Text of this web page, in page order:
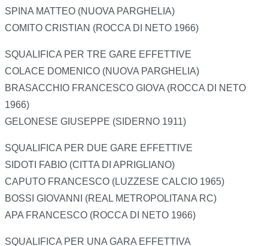
SPINA MATTEO (NUOVA PARGHELIA)
COMITO CRISTIAN (ROCCA DI NETO 1966)
SQUALIFICA PER TRE GARE EFFETTIVE
COLACE DOMENICO (NUOVA PARGHELIA)
BRASACCHIO FRANCESCO GIOVA (ROCCA DI NETO
1966)
GELONESE GIUSEPPE (SIDERNO 1911)
SQUALIFICA PER DUE GARE EFFETTIVE
SIDOTI FABIO (CITTA DI APRIGLIANO)
CAPUTO FRANCESCO (LUZZESE CALCIO 1965)
BOSSI GIOVANNI (REAL METROPOLITANA RC)
APA FRANCESCO (ROCCA DI NETO 1966)
SQUALIFICA PER UNA GARA EFFETTIVA